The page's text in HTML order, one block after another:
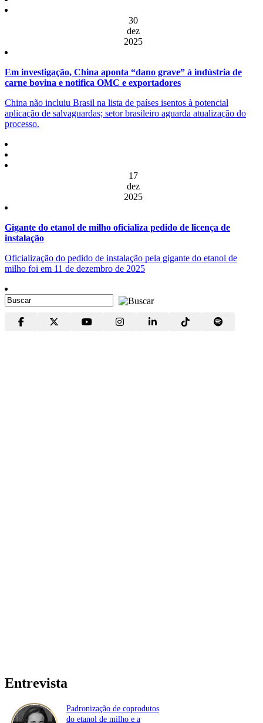
30
dez
2025
Em investigação, China aponta “dano grave” à indústria de
carne bovina e notifica OMC e exportadores
China não incluiu Brasil na lista de países isentos à potencial
aplicação de salvaguardas; setor brasileiro aguarda atualização do
processo.
17
dez
2025
Gigante do etanol de milho oficializa pedido de licença de
instalação
Oficialização do pedido de instalação pela gigante do etanol de
milho foi em 11 de dezembro de 2025
Entrevista
Padronização de coprodutos
do etanol de milho e a